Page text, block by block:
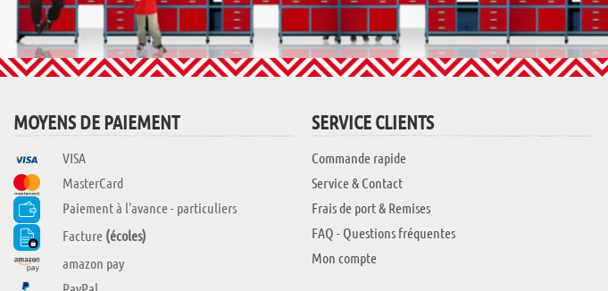
MOYENS DE PAIEMENT
VISA
MasterCard
Paiement à l'avance - particuliers
Facture (écoles)
amazon pay
SERVICE CLIENTS
Commande rapide
Service & Contact
Frais de port & Remises
FAQ - Questions fréquentes
Mon compte